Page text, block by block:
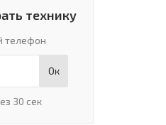
технику
телефон
Ок
30 сек